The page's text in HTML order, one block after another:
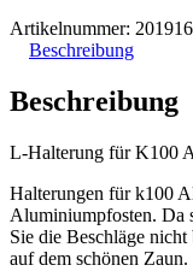
Artikelnummer:
Beschreibung
Beschreibung
L-Halterung für K100
Halterungen für k100
Aluminiumpfosten. Da
Sie die Beschläge nicht
auf dem schönen Zaun.